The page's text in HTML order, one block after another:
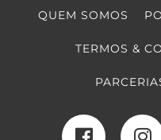
QUEM SOMOS
TERMOS &